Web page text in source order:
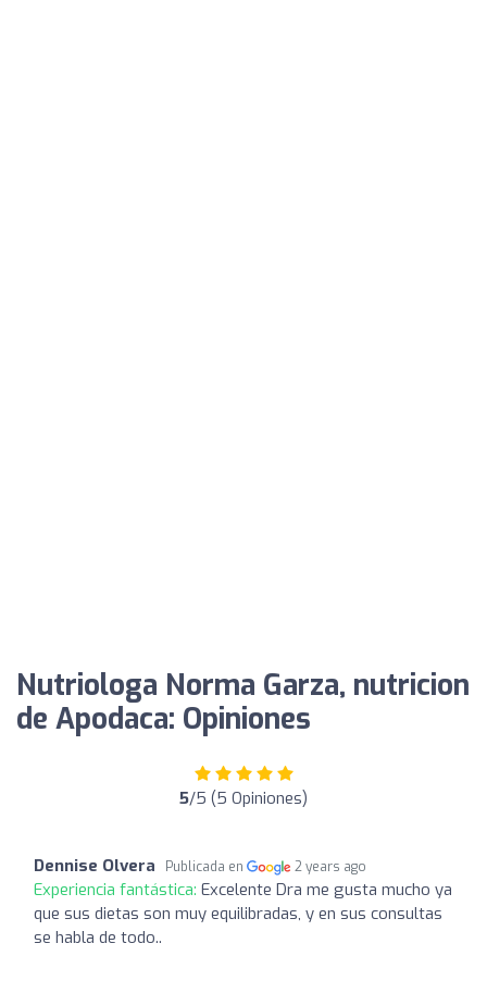
Nutriologa Norma Garza, nutricion
de Apodaca: Opiniones
5/5 (5 Opiniones)
Dennise Olvera Publicada en 2 years ago
Experiencia fantástica: Excelente Dra me gusta mucho ya
que sus dietas son muy equilibradas, y en sus consultas
se habla de todo..